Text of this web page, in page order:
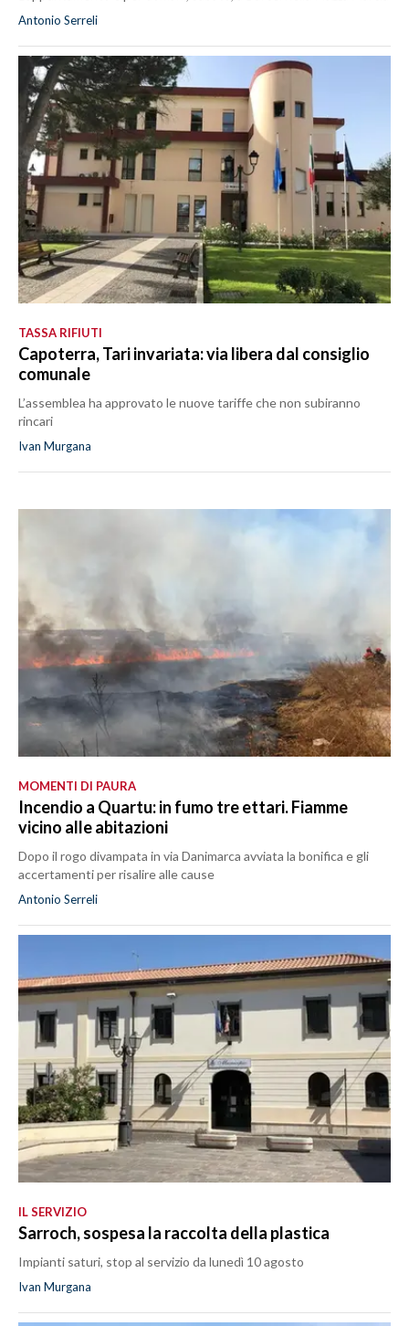
Antonio Serreli
TASSA RIFIUTI
Capoterra, Tari invariata: via libera dal consiglio
comunale
L’assemblea ha approvato le nuove tariffe che non subiranno
rincari
Ivan Murgana
MOMENTI DI PAURA
Incendio a Quartu: in fumo tre ettari. Fiamme
vicino alle abitazioni
Dopo il rogo divampata in via Danimarca avviata la bonifica e gli
accertamenti per risalire alle cause
Antonio Serreli
IL SERVIZIO
Sarroch, sospesa la raccolta della plastica
Impianti saturi, stop al servizio da lunedì 10 agosto
Ivan Murgana